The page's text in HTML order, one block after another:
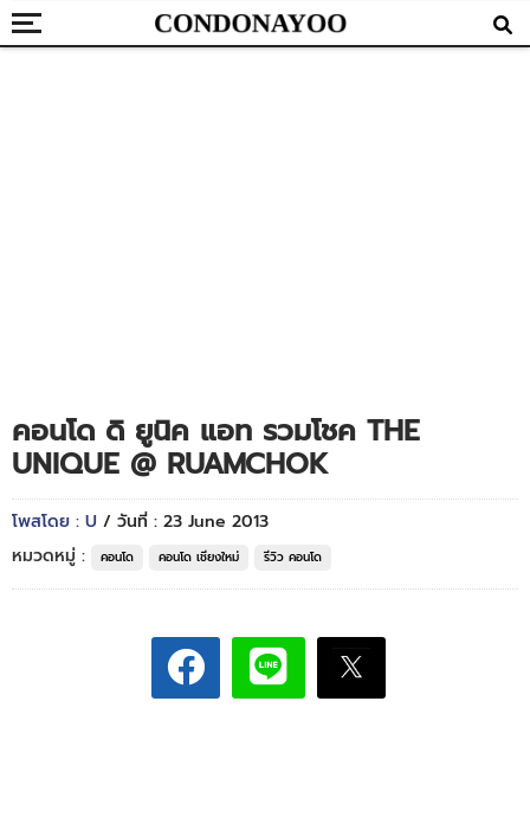
คอนโด ดิ ยูนิค แอท รวมโชค THE
UNIQUE @ RUAMCHOK
โพสโดย : U / วันที่ : 23 June 2013
หมวดหมู่ :
คอนโด คอนโด เชียงใหม่ รีวิว คอนโด